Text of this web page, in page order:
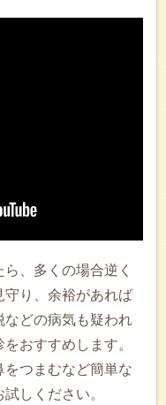
、多くの場合逆く
守り、余裕があれば
などの病気も疑われ
おすすめします。
つまむなど簡単な
しください。